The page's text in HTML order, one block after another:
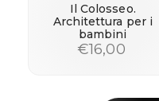
Il Colosseo.
Architettura per i
bambini
€16,00